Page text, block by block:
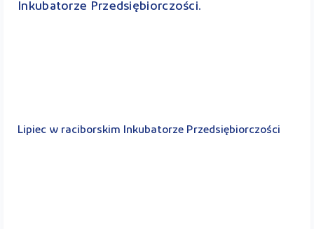
Inkubatorze Przedsiębiorczości.
Lipiec w raciborskim Inkubatorze Przedsiębiorczości